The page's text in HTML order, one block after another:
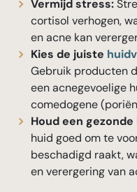
Vermijd stress:
cortisol verhogen,
en acne kan
Kies de juiste
Gebruik producten
een acnegevoelige
comedogene
Houd een
huid goed om te
beschadigd raakt,
en verergering van